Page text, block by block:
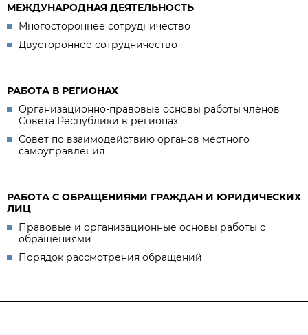
МЕЖДУНАРОДНАЯ ДЕЯТЕЛЬНОСТЬ
Многостороннее сотрудничество
Двустороннее сотрудничество
РАБОТА В РЕГИОНАХ
Организационно-правовые основы работы членов
Совета Республики в регионах
Совет по взаимодействию органов местного
самоуправления
РАБОТА С ОБРАЩЕНИЯМИ ГРАЖДАН И ЮРИДИЧЕСКИХ
ЛИЦ
Правовые и организационные основы работы с
обращениями
Порядок рассмотрения обращений